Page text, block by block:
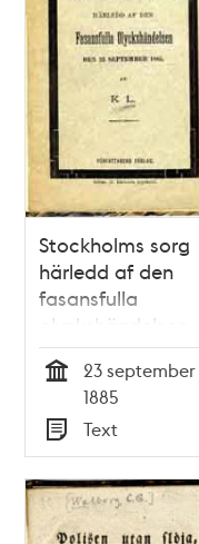
Stockholms sorg
härledd af den
fasansfulla
olyckshändelsen
den 23 sept.1885
K.L.
23 september
1885
Typ
Text